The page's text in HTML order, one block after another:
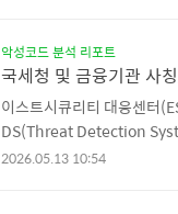
실행 후 시스템 정보 탈취와
니다. 1) 드로퍼 실행 - 파일
표면적으로는 TikTok 영상
하지만 내부에 원격 C2 서
송, 브라우저 탭 리디렉션
있습니다. 악성 기능 상세
해당 확장 프로그램이 설치
악성코드 분석 리포트
이스트시큐리티 대응센터
DS(Threat Detection
시스템을 통해 국내 주요 산
2026.05.13 10:54